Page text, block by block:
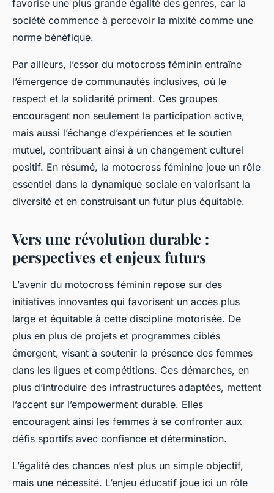
favorise une plus grande égalité des genres, car la
société commence à percevoir la mixité comme une
norme bénéfique.
Par ailleurs, l’essor du motocross féminin entraîne
l’émergence de communautés inclusives, où le
respect et la solidarité priment. Ces groupes
encouragent non seulement la participation active,
mais aussi l’échange d’expériences et le soutien
mutuel, contribuant ainsi à un changement culturel
positif. En résumé, la motocross féminine joue un rôle
essentiel dans la dynamique sociale en valorisant la
diversité et en construisant un futur plus équitable.
Vers une révolution durable :
perspectives et enjeux futurs
L’avenir du motocross féminin repose sur des
initiatives innovantes qui favorisent un accès plus
large et équitable à cette discipline motorisée. De
plus en plus de projets et programmes ciblés
émergent, visant à soutenir la présence des femmes
dans les ligues et compétitions. Ces démarches, en
plus d’introduire des infrastructures adaptées, mettent
l’accent sur l’empowerment durable. Elles
encouragent ainsi les femmes à se confronter aux
défis sportifs avec confiance et détermination.
L’égalité des chances n’est plus un simple objectif,
mais une nécessité. L’enjeu éducatif joue ici un rôle